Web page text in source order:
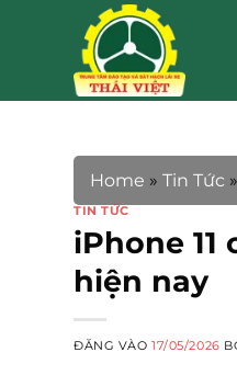
Home » Tin Tức »
TIN TỨC
iPhone
hiện nay
ĐĂNG VÀO17/05/2026